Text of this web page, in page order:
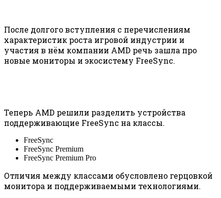
После долгого вступления с перечислениям
характеристик роста игровой индустрии и
участия в нём компании AMD речь зашла про
новые мониторы и экосистему FreeSync.
Теперь AMD решили разделить устройства
поддерживающие FreeSync на классы.
FreeSync
FreeSync Premium
FreeSync Premium Pro
Отличия между классами обусловлено герцовкой
монитора и поддерживаемыми технологиями.